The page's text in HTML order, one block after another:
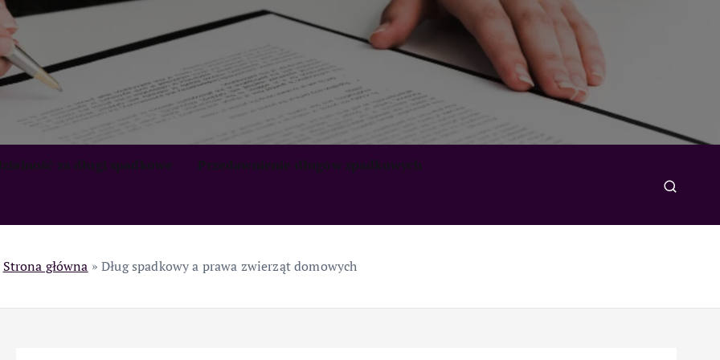
Strona główna »Dług spadkowy a prawa zwierząt domowych